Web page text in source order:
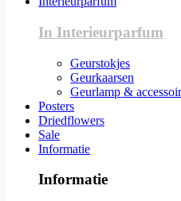
In Interieurparfum
Geurstokjes
Geurkaarsen
Geurlamp &
Posters
Driedflowers
Sale
Informatie
Informatie